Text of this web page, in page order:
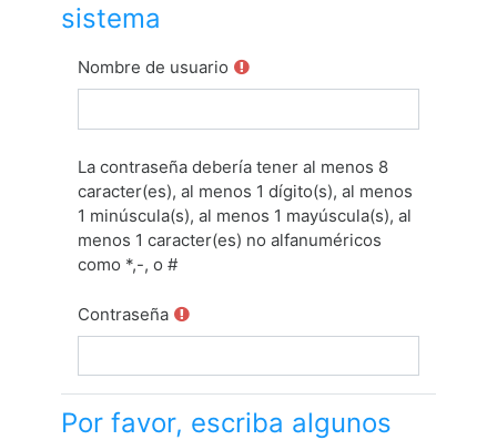
sistema
Nombre de usuario
La contraseña debería tener al menos 8
caracter(es), al menos 1 dígito(s), al menos
1 minúscula(s), al menos 1 mayúscula(s), al
menos 1 caracter(es) no alfanuméricos
como *,-, o #
Contraseña
Por favor, escriba algunos